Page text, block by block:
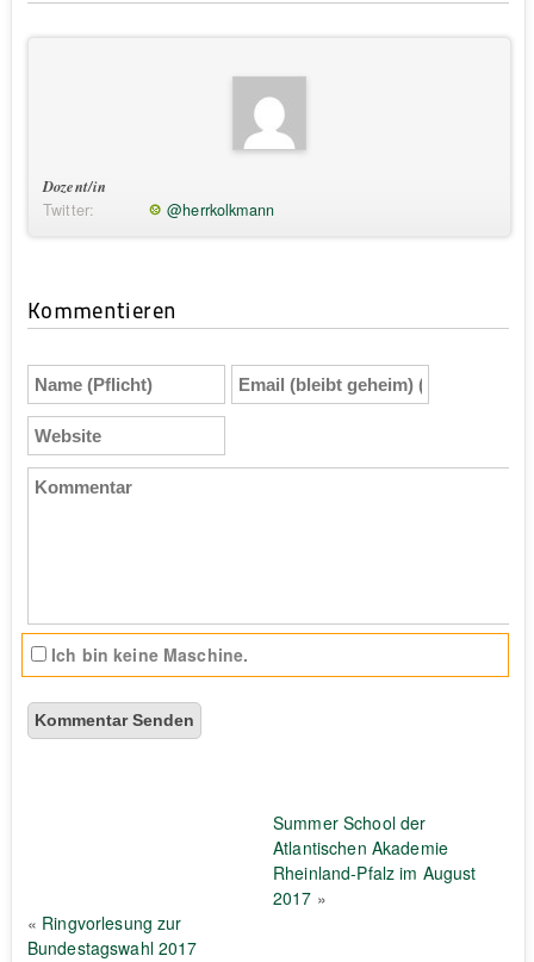
Dozent/in
Twitter:
@herrkolkmann
Kommentieren
Name
(Pflicht)
Email
(bleibt
Website
Kommentar
Ich bin keine Maschine.
Summer School der
Atlantischen Akademie
Rheinland-Pfalz im August
2017 »
« Ringvorlesung zur
Bundestagswahl 2017